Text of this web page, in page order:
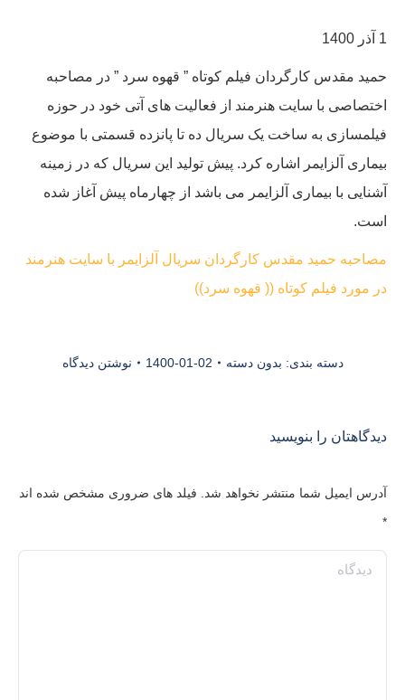
1 آذر 1400
حمید مقدس کارگردان فیلم کوتاه ” قهوه سرد ” در مصاحبه
اختصاصی با سایت هنرمند از فعالیت های آتی خود در حوزه
فیلمسازی به ساخت یک سریال ده تا پانزده قسمتی با موضوع
بیماری آلزایمر اشاره کرد. پیش تولید این سریال که در زمینه
آشنایی با بیماری آلزایمر می باشد از چهارماه پیش آغاز شده
است.
مصاحبه حمید مقدس کارگردان سریال آلزایمر با سایت هنرمند
در مورد فیلم کوتاه (( قهوه سرد))
دسته بندی: بدون دسته 1400-01-02 نوشتن دیدگاه
دیدگاهتان را بنویسید
آدرس ایمیل شما منتشر نخواهد شد. فیلد های ضروری مشخص شده اند
*
دیدگاه